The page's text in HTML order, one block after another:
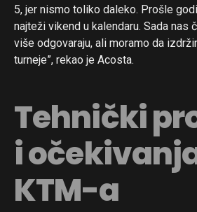
5, jer nismo toliko daleko. Prošle
najteži vikend u kalendaru. Sada nas
više odgovaraju, ali moramo da
turneje”, rekao je Acosta.
Tehnički
i
KTM-a